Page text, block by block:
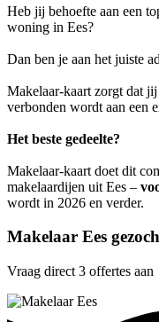
Heb jij behoefte aan een
woning in Ees?
Dan ben je aan het juiste
Makelaar-kaart zorgt dat
verbonden wordt aan een
Het beste gedeelte?
Makelaar-kaart doet dit
makelaardijen uit Ees –
wordt in 2026 en verder.
Makelaar Ees
Vraag direct 3 offertes aan